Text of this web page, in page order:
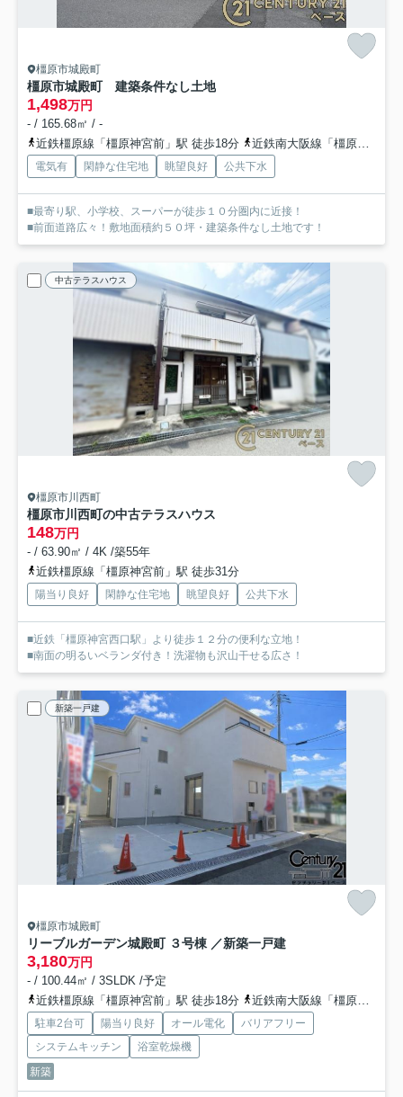
橿原市城殿町
橿原市城殿町 建築条件なし土地
1,498万円
- / 165.68㎡ / -
近鉄橿原線「橿原神宮前」駅 徒歩18分
近鉄南大阪線「橿原神宮前」駅 徒歩18分
電気有 閑静な住宅地 眺望良好 公共下水
■最寄り駅、小学校、スーパーが徒歩１０分圏内に近接！
■前面道路広々！敷地面積約５０坪・建築条件なし土地です！
中古テラスハウス
橿原市川西町
橿原市川西町の中古テラスハウス
148万円
- / 63.90㎡ / 4K /築55年
近鉄橿原線「橿原神宮前」駅 徒歩31分
陽当り良好 閑静な住宅地 眺望良好 公共下水
■近鉄「橿原神宮西口駅」より徒歩１２分の便利な立地！
■南面の明るいベランダ付き！洗濯物も沢山干せる広さ！
新築一戸建
橿原市城殿町
リーブルガーデン城殿町 ３号棟 ／新築一戸建
3,180万円
- / 100.44㎡ / 3SLDK /予定
近鉄橿原線「橿原神宮前」駅 徒歩18分
近鉄南大阪線「橿原神宮前」駅 徒歩18分
駐車2台可 陽当り良好 オール電化
バリアフリー
システムキッチン
浴室乾燥機
新築